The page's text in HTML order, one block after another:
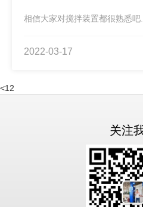
相信大家对搅拌装置都很熟悉吧...
2022-03-17
<1 2
关注